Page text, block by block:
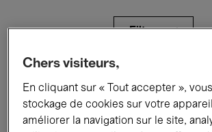
Filtres
Expositions Films
Chers visiteurs,
En cliquant sur « Tout accepter »,
stockage de cookies sur votre
améliorer la navigation sur le site,